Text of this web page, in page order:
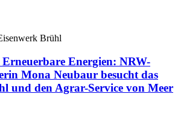
Brühl
Energien: NRW-
Mona Neubaur besucht das
und den Agrar-Service von Meer